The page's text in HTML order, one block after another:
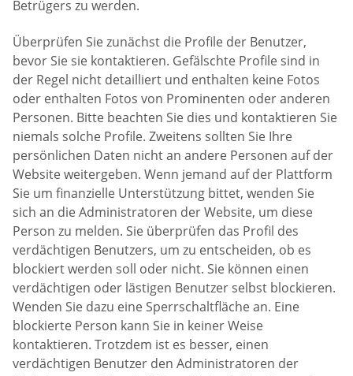
Betrügers zu werden.
Überprüfen Sie zunächst die Profile der Benutzer,
bevor Sie sie kontaktieren. Gefälschte Profile sind in
der Regel nicht detailliert und enthalten keine Fotos
oder enthalten Fotos von Prominenten oder anderen
Personen. Bitte beachten Sie dies und kontaktieren Sie
niemals solche Profile. Zweitens sollten Sie Ihre
persönlichen Daten nicht an andere Personen auf der
Website weitergeben. Wenn jemand auf der Plattform
Sie um finanzielle Unterstützung bittet, wenden Sie
sich an die Administratoren der Website, um diese
Person zu melden. Sie überprüfen das Profil des
verdächtigen Benutzers, um zu entscheiden, ob es
blockiert werden soll oder nicht. Sie können einen
verdächtigen oder lästigen Benutzer selbst blockieren.
Wenden Sie dazu eine Sperrschaltfläche an. Eine
blockierte Person kann Sie in keiner Weise
kontaktieren. Trotzdem ist es besser, einen
verdächtigen Benutzer den Administratoren der